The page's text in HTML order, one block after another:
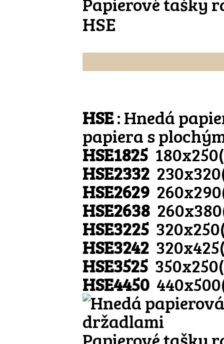
HSE
HSE: Hnedá
papiera s
HSE1825
HSE2332
HSE2629
HSE2638
HSE3225
HSE3242
HSE3525
HSE4450